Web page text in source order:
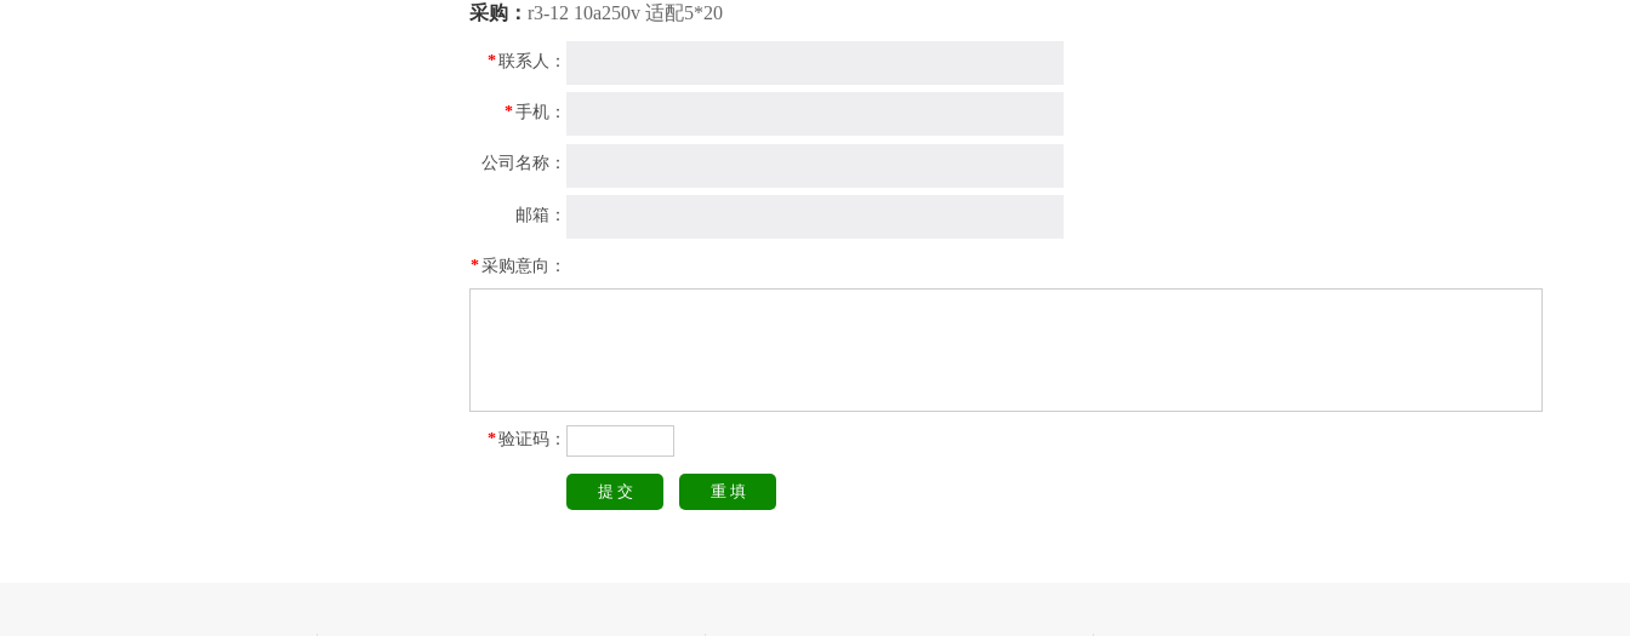
采购： r3-12 10a250v 适配5*20
*联系人：
*手机：
公司名称：
邮箱：
*采购意向：
*验证码：